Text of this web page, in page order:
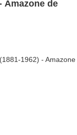
Amazone de